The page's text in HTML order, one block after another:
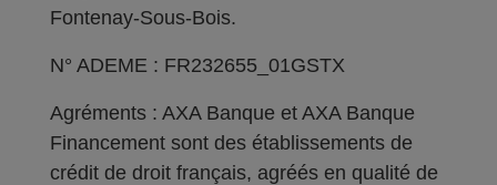
Fontenay-Sous-Bois.
N° ADEME : FR232655_01GSTX
Agréments : AXA Banque et AXA Banque
Financement sont des établissements de
crédit de droit français, agréés en qualité de